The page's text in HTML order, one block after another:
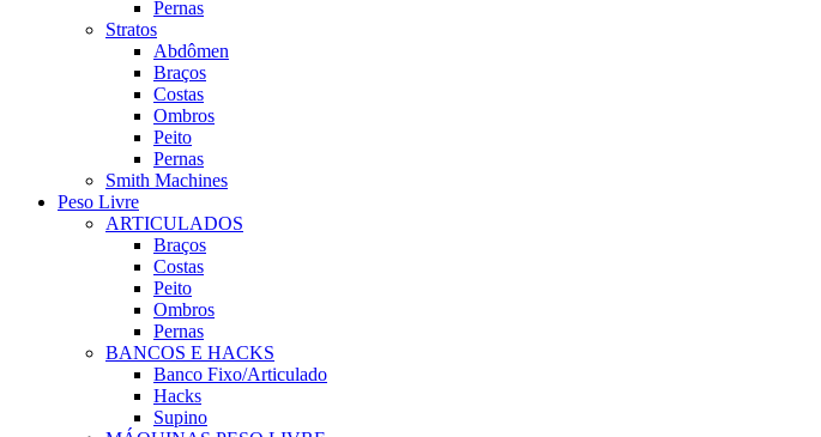
Pernas
Stratos
Abdômen
Braços
Costas
Ombros
Peito
Pernas
Smith Machines
Peso Livre
ARTICULADOS
Braços
Costas
Peito
Ombros
Pernas
BANCOS E HACKS
Banco Fixo/Articulado
Hacks
Supino